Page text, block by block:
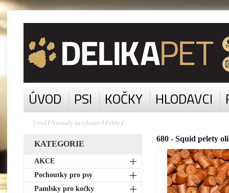
ÚVOD PSI KOČKY HLODAVCI
Úvod / Návnady na rybolov/ Pelety /
KATEGORIE
AKCE
Pochoutky pro psy
Pamlsky pro kočky
680 - Squid pelety